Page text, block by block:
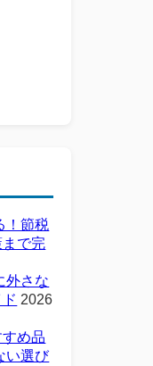
！節税
で完
外さな
2026
め品
い選び